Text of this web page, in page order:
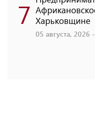
7 Харьковщине
05 августа, 2026